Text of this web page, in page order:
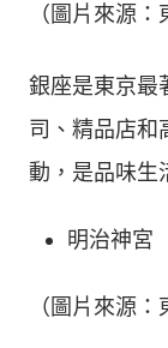
（圖片來源
銀座是東京最
司、精品店和
動，是品味生
明治神宮
（圖片來源